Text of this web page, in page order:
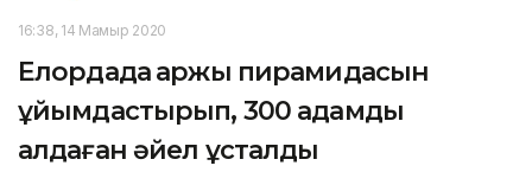
16:38, 14 Мамыр 2020
Елордада қаржы пирамидасын
ұйымдастырып, 300 адамды
алдаған әйел ұсталды